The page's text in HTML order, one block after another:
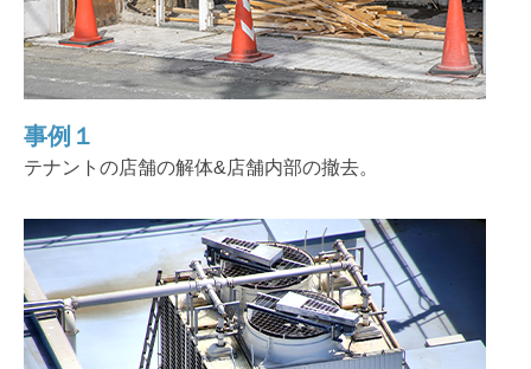
事例１
テナントの店舗の解体&店舗内部の撤去。